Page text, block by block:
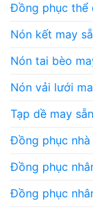
Đồng phục thể
Nón kết may
Nón tai bèo
Nón vải lưới
Tạp dề may sẵn
Đồng phục nhà
Đồng phục
Đồng phục